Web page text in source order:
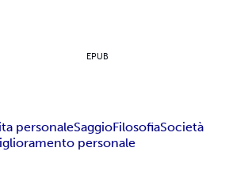
EPUB
personaleSaggioFilosofiaSocietà
personale